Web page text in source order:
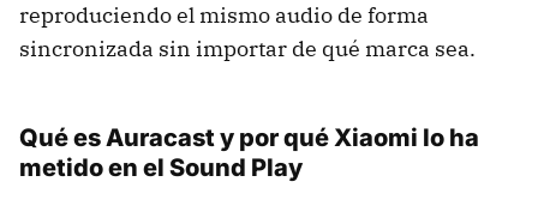
reproduciendo el mismo audio de forma
sincronizada sin importar de qué marca sea.
Qué es Auracast y por qué Xiaomi lo ha
metido en el Sound Play